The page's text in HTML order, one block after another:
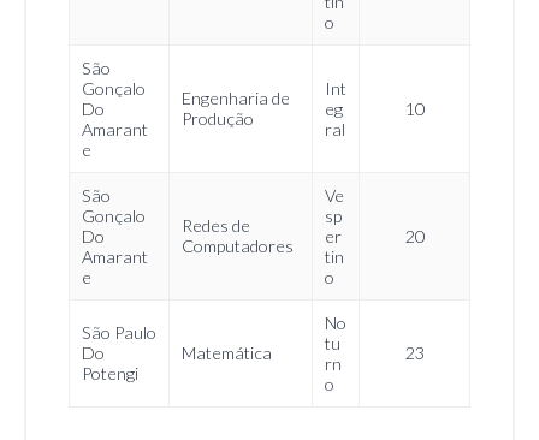
o
São
Gonçalo
Do
Amarant
e
Engenharia de
Produção
Int
eg
ral
10
São
Gonçalo
Do
Amarant
e
Redes de
Computadores
Ve
sp
er
tin
o
20
São Paulo
Do
Potengi
Matemática
No
tu
rn
o
23